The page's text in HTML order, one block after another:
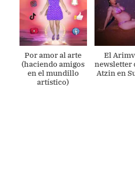
Por amor al arte
(haciendo amigos
en el mundillo
artístico)
El
newsletter
Atzin en